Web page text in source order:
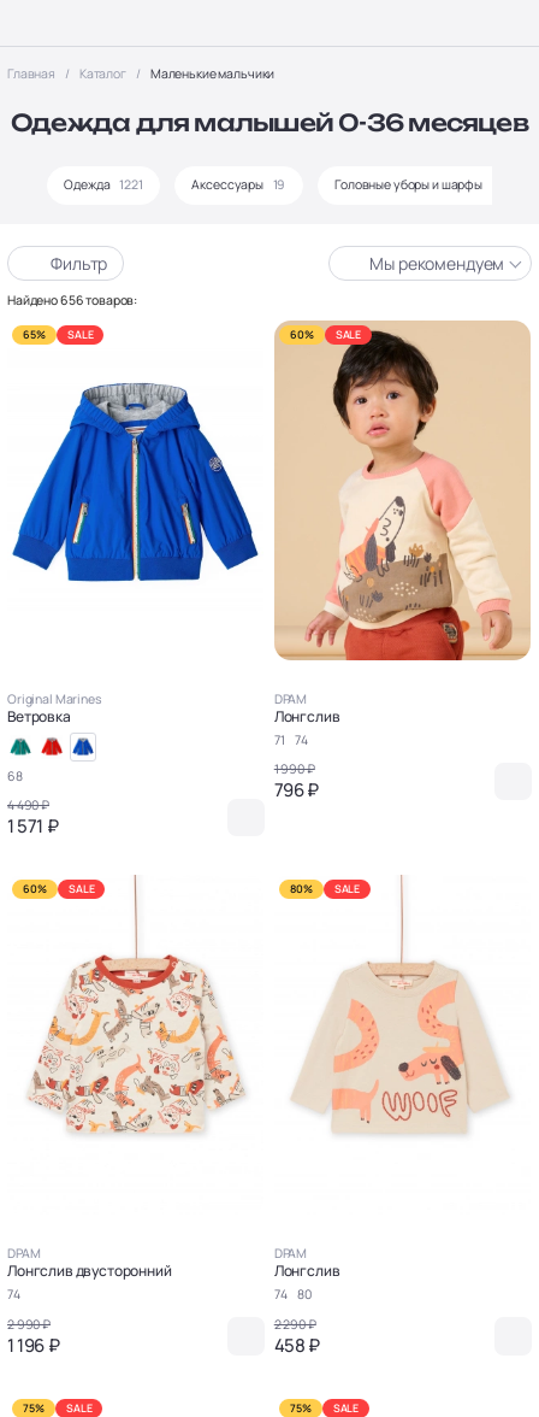
Главная Каталог Маленькие мальчики
Одежда для малышей 0-36 месяцев
Одежда 1221 Аксессуары 19 Головные уборы и шарфы
Фильтр Мы рекомендуем
Найдено 656 товаров:
65% SALE
Original Marines
Ветровка
68
4 490 ₽
1 571 ₽
60% SALE
DPAM
Лонгслив
71
74
1 990 ₽
796 ₽
60% SALE
DPAM
Лонгслив двусторонний
74
2 990 ₽
1 196 ₽
80% SALE
DPAM
Лонгслив
74
80
2 290 ₽
458 ₽
75% SALE 75% SALE